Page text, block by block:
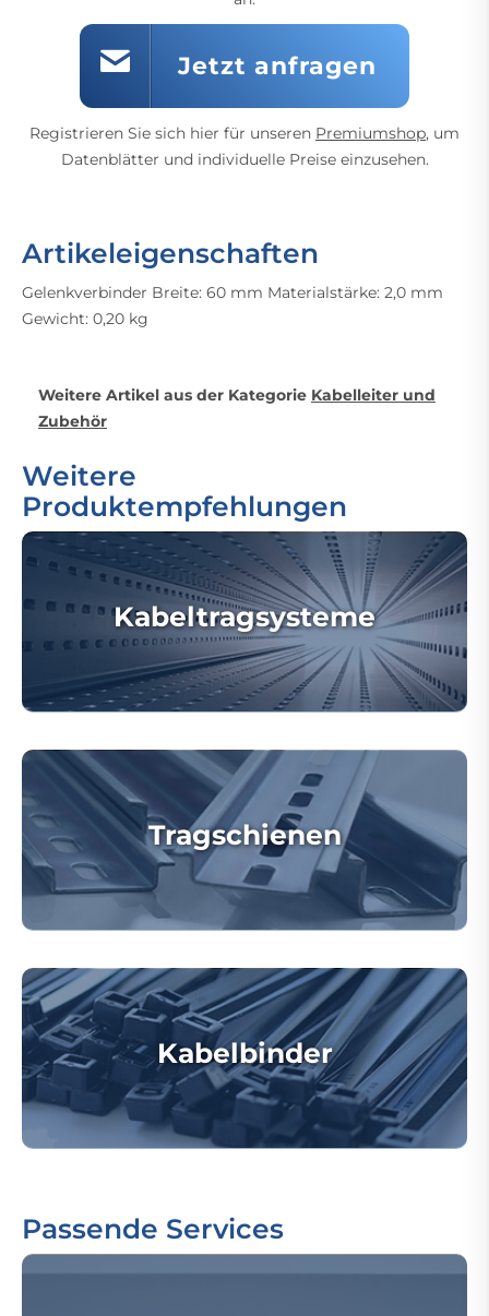
Jetzt anfragen
Registrieren Sie sich hier für unseren Premiumshop, um
Datenblätter und individuelle Preise einzusehen.
Artikeleigenschaften
Gelenkverbinder Breite: 60 mm Materialstärke: 2,0 mm
Gewicht: 0,20 kg
Weitere Artikel aus der Kategorie Kabelleiter und
Zubehör
Weitere
Produktempfehlungen
Kabeltragsysteme
Tragschienen
Kabelbinder
Passende Services